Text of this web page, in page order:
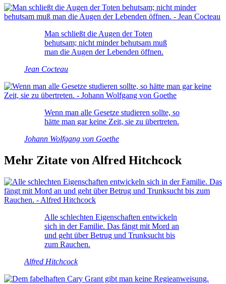
Man schließt die Augen der Toten
behutsam; nicht minder behutsam muß
man die Augen der Lebenden öffnen.
Jean Cocteau
Wenn man alle Gesetze studieren sollte, so
hätte man gar keine Zeit, sie zu übertreten.
Johann Wolfgang von Goethe
Mehr Zitate von Alfred Hitchcock
Alle schlechten Eigenschaften entwickeln
sich in der Familie. Das fängt mit Mord an
und geht über Betrug und Trunksucht bis
zum Rauchen.
Alfred Hitchcock